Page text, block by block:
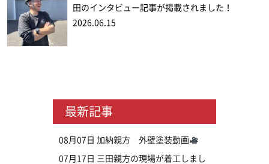
田のインタビュー記事が掲載されました！
2026.06.15
最新記事
08月07日 加納親方 外壁塗装動画
07月17日 三田親方の現場が着工しまし